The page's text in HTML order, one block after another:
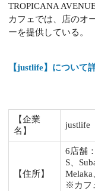
TROPICANA
カフェでは、店のオ
ーを提供している。
【justlife】について
【企業
名】
justlife
【住所】
6店舗
S、
Melaka
※カフ